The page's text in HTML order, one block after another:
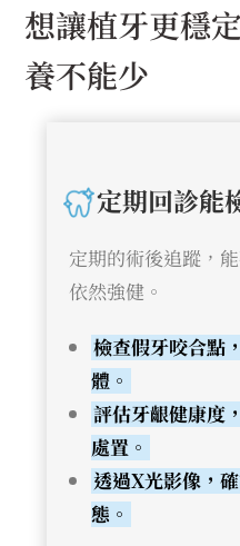
想讓植牙更穩
養不能少
定期回診能
定期的術後追蹤，
依然強健。
檢查假牙咬合點
體。
評估牙齦健康度
處置。
透過X光影像，
態。